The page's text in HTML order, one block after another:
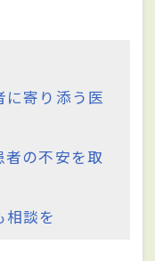
寄り添う医
者の不安を取
相談を